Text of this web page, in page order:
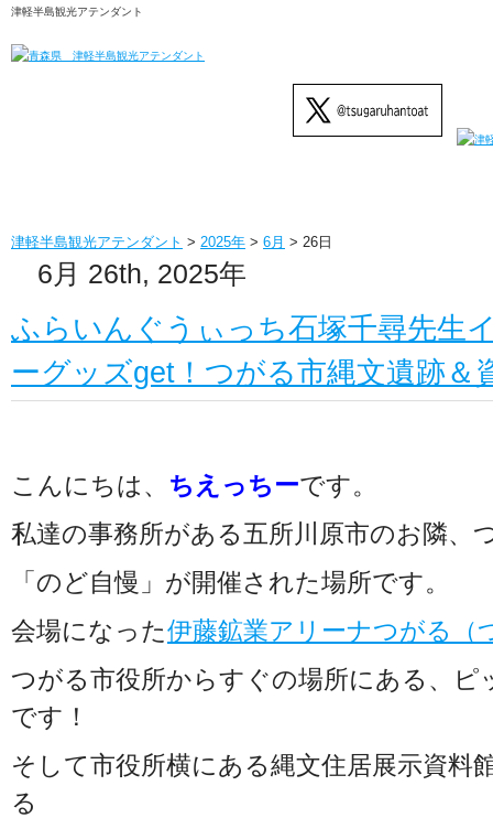
津軽半島観光アテンダント
津軽半島観光アテンダント > 2025年 > 6月 > 26日
6月 26th, 2025年
ふらいんぐうぃっち石塚千尋先生
ーグッズget！つがる市縄文遺跡＆
こんにちは、 ちえっちーです。
私達の事務所がある五所川原市のお隣、
「のど自慢」が開催された場所です。
会場になった伊藤鉱業アリーナつがる（
つがる市役所からすぐの場所にある、ピ
です！
そして市役所横にある縄文住居展示資料
る